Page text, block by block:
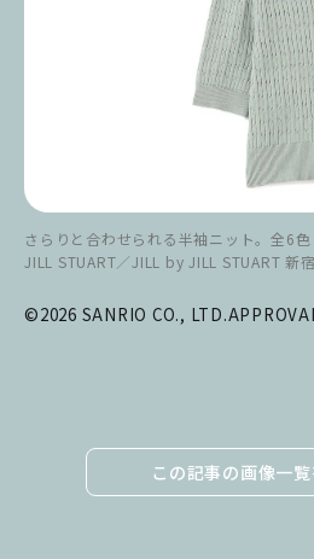
さらりと合わせられる半袖ニット。全6
JILL STUART／JILL by JILL STUART 新
©2026 SANRIO CO.,
この記事の画像一